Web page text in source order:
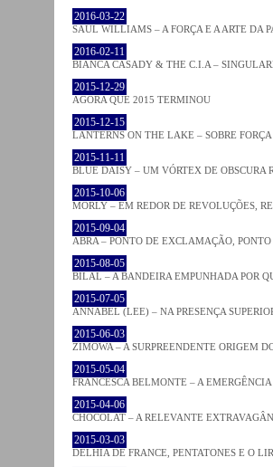
2016-03-22
SAUL WILLIAMS – A FORÇA E A ARTE DA
2016-02-11
BIANCA CASADY & THE C.I.A –
2015-12-29
AGORA QUE 2015 TERMINOU
2015-12-15
LANTERNS ON THE LAKE – SOBRE
2015-11-11
BLUE DAISY – UM VÓRTEX DE OBSCURA
2015-10-06
MORLY – EM REDOR DE REVOLUÇÕES,
2015-09-04
ABRA – PONTO DE EXCLAMAÇÃO,
2015-08-05
BILAL – A BANDEIRA EMPUNHADA POR
2015-07-05
ANNABEL (LEE) – NA PRESENÇA
2015-06-03
ZIMOWA – A SURPREENDENTE ORIGEM
2015-05-04
FRANCESCA BELMONTE – A
2015-04-06
CHOCOLAT – A RELEVANTE
2015-03-03
DELHIA DE FRANCE, PENTATONES E O